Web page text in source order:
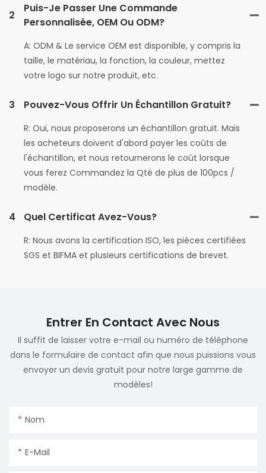
2
Puis-Je Passer Une Commande
Personnalisée, OEM Ou ODM?
A: ODM & Le service OEM est disponible, y compris la
taille, le matériau, la fonction, la couleur, mettez
votre logo sur notre produit, etc.
3 Pouvez-Vous Offrir Un Échantillon Gratuit?
R: Oui, nous proposerons un échantillon gratuit. Mais
les acheteurs doivent d'abord payer les coûts de
l'échantillon, et nous retournerons le coût lorsque
vous ferez Commandez la Qté de plus de 100pcs /
modèle.
4 Quel Certificat Avez-Vous?
R: Nous avons la certification ISO, les pièces certifiées
SGS et BIFMA et plusieurs certifications de brevet.
Entrer En Contact Avec Nous
Il suffit de laisser votre e-mail ou numéro de téléphone
dans le formulaire de contact afin que nous puissions vous
envoyer un devis gratuit pour notre large gamme de
modèles!
Nom
E-Mail